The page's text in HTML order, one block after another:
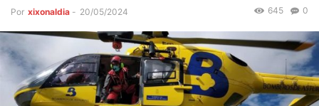
Por xixonaldia - 20/05/2024 0
645